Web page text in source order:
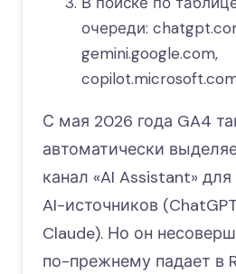
очереди:
gemini.google.com,
С мая 2026 года GA4
автоматически
канал «AI Assistant»
AI-источников
Claude). Но он
по-прежнему падает в